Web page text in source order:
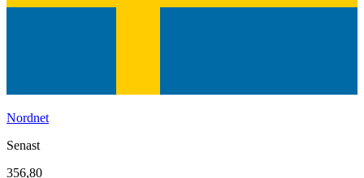
Nordnet
Senast
356,80